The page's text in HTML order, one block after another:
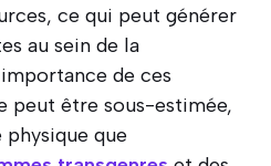
ce qui peut générer
au sein de la
de ces
peut être sous-estimée,
que